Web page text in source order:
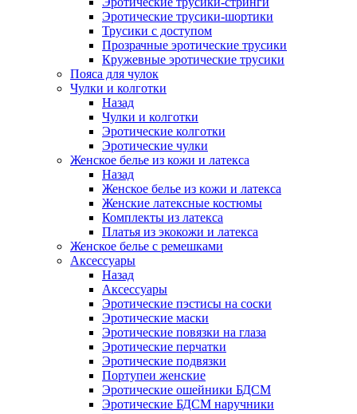
Эротические трусики-шортики
Трусики с доступом
Прозрачные эротические трусики
Кружевные эротические трусики
Пояса для чулок
Чулки и колготки
Назад
Чулки и колготки
Эротические колготки
Эротические чулки
Женское белье из кожи и латекса
Назад
Женское белье из кожи и латекса
Женские латексные костюмы
Комплекты из латекса
Платья из экокожи и латекса
Женское белье с ремешками
Аксессуары
Назад
Аксессуары
Эротические пэстисы на соски
Эротические маски
Эротические повязки на глаза
Эротические перчатки
Эротические подвязки
Портупеи женские
Эротические ошейники БДСМ
Эротические БДСМ наручники